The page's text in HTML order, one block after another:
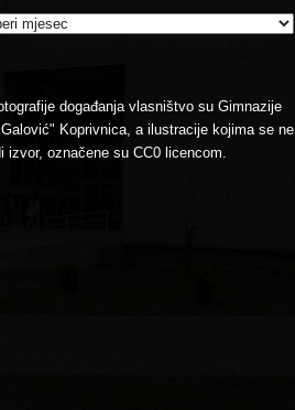
događanja vlasništvo su Gimnazije
Koprivnica, a ilustracije kojima se ne
izvor, označene su CC0 licencom.